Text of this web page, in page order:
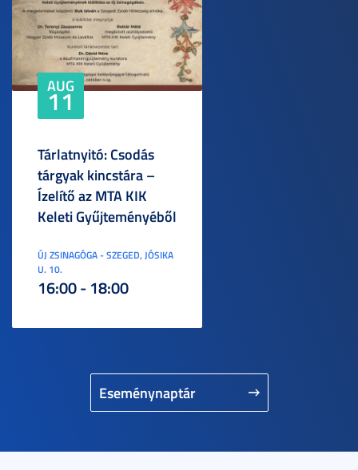
Eseménynaptár
AUG
11
Tárlatnyitó: Csodás
tárgyak kincstára –
Ízelítő az MTA KIK
Keleti Gyűjteményéből
ÚJ ZSINAGÓGA - SZEGED, JÓSIKA
U. 10.
16:00 - 18:00